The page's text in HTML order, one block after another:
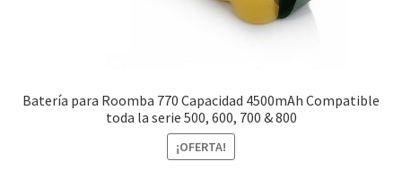
Batería para Roomba 770 Capacidad 4500mAh Compatible
toda la serie 500, 600, 700 & 800
¡OFERTA!